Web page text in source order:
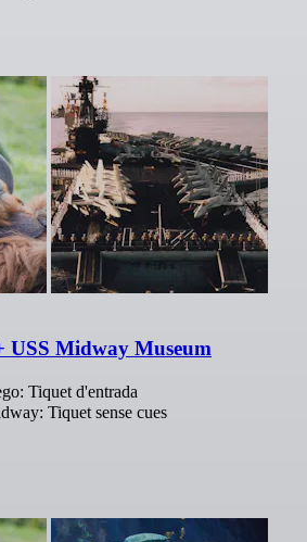
USS Midway Museum
Tiquet d'entrada
Tiquet sense cues